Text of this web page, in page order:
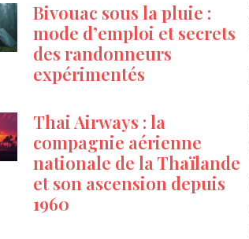
Bivouac sous la pluie :
mode d’emploi et secrets
des randonneurs
expérimentés
Thai Airways : la
compagnie aérienne
nationale de la Thaïlande
et son ascension depuis
1960